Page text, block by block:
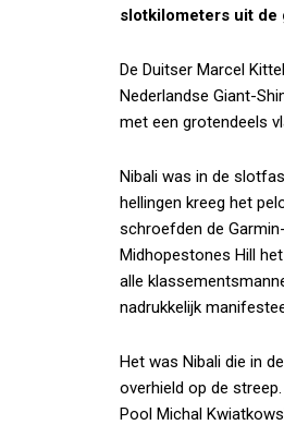
slotkilometers uit de
De Duitser Marcel
Nederlandse Giant-
met een grotendeels
Nibali was in de
hellingen kreeg het
schroefden de
Midhopestones Hill
alle
nadrukkelijk
Het was Nibali die in
overhield op de
Pool Michal